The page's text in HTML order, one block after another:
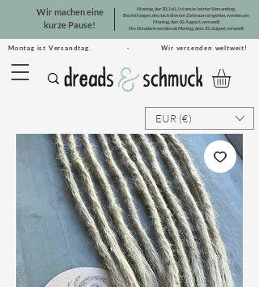
Montag ist Versandtag. · Wir versenden weltweit!
Wir machen eine
kurze Pause!
Montag, der 20. Juli, ist unser letzter Versandtag.
Bestellungen, die nach diesem Zeitraum eingehen, werden am
Montag, den 10. August, versandt.
Die Dreadsets werden ab Montag, dem 31. August, versandt.
EUR (€)